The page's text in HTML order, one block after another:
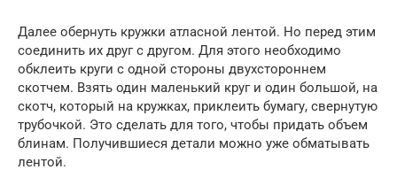
Далее обернуть кружки атласной лентой. Но перед этим
соединить их друг с другом. Для этого необходимо
обклеить круги с одной стороны двухстороннем
скотчем. Взять один маленький круг и один большой, на
скотч, который на кружках, приклеить бумагу, свернутую
трубочкой. Это сделать для того, чтобы придать объем
блинам. Получившиеся детали можно уже обматывать
лентой.